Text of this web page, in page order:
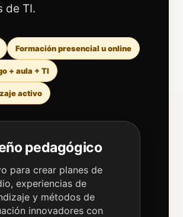
de TI.
Formación presencial u online
+ aula + TI
activo
pedagógico
para crear planes de
experiencias de
y métodos de
innovadores con